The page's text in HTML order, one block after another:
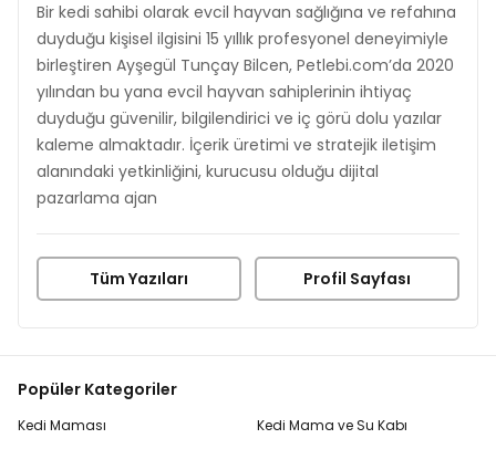
Bir kedi sahibi olarak evcil hayvan sağlığına ve refahına
duyduğu kişisel ilgisini 15 yıllık profesyonel deneyimiyle
birleştiren Ayşegül Tunçay Bilcen, Petlebi.com’da 2020
yılından bu yana evcil hayvan sahiplerinin ihtiyaç
duyduğu güvenilir, bilgilendirici ve iç görü dolu yazılar
kaleme almaktadır. İçerik üretimi ve stratejik iletişim
alanındaki yetkinliğini, kurucusu olduğu dijital
pazarlama ajan
Tüm Yazıları Profil Sayfası
Popüler Kategoriler
Kedi Maması
Kedi Mama ve Su Kabı